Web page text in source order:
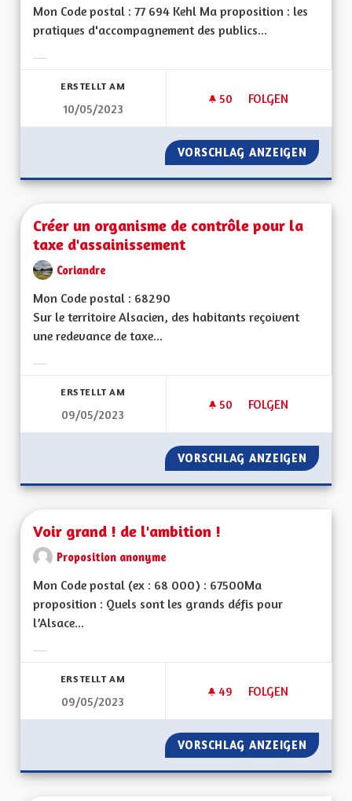
Mon Code postal : 77 694 Kehl Ma proposition : les
pratiques d'accompagnement des publics...
ERSTELLT AM
10/05/2023
50 50 FOLLOWER
FOLGEN
INSPIRATIONS
VORSCHLAG ANZEIGEN
Créer un organisme de contrôle pour la
taxe d'assainissement
Coriandre
Mon Code postal : 68290
Sur le territoire Alsacien, des habitants reçoivent
une redevance de taxe...
ERSTELLT AM
09/05/2023
50 50 FOLLOWER
FOLGEN
CRÉER UN
VORSCHLAG ANZEIGEN
Voir grand ! de l'ambition !
Proposition anonyme
Mon Code postal (ex : 68 000) : 67500Ma
proposition : Quels sont les grands défis pour
l’Alsace...
ERSTELLT AM
09/05/2023
49 49 FOLLOWER
FOLGEN
VOIR GRAND ! DE
VORSCHLAG ANZEIGEN VOIR